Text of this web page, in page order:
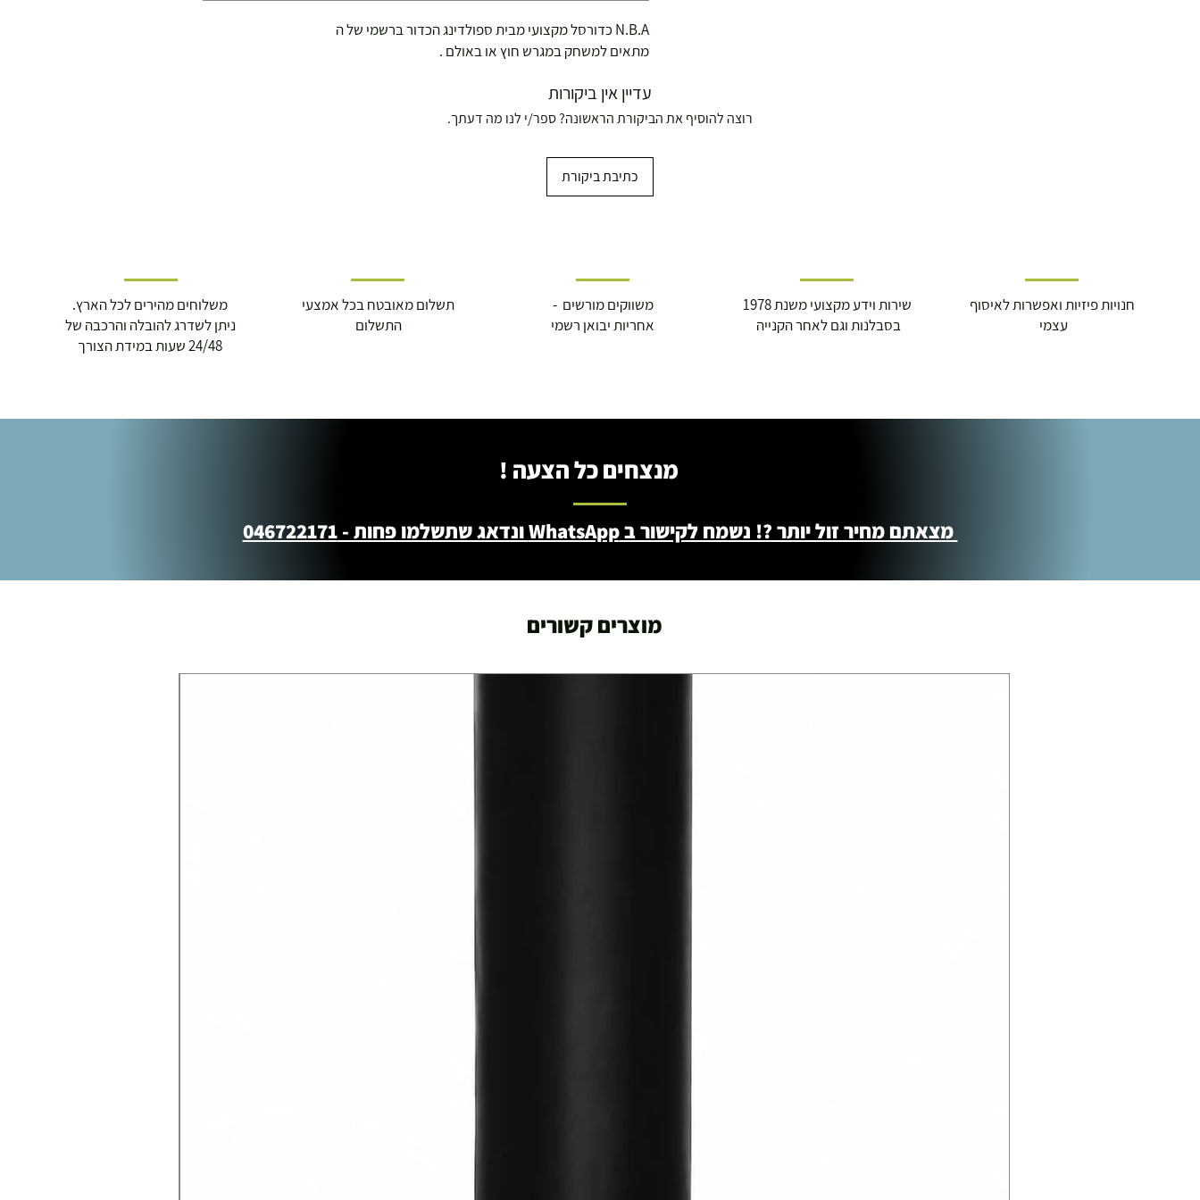
N.B.A כדורסל מקצועי מבית ספולדינג הכדור ברשמי של ה
מתאים למשחק במגרש חוץ או באולם .
עדיין אין ביקורות
רוצה להוסיף את הביקורת הראשונה? ספר/י לנו מה דעתך.
כתיבת ביקורת
משלוחים מהירים לכל הארץ.
ניתן לשדרג להובלה והרכבה של
24/48 שעות במידת הצורך
תשלום מאובטח בכל אמצעי
התשלום
משווקים מורשים -
אחריות יבואן רשמי
שירות וידע מקצועי משנת 1978
בסבלנות וגם לאחר הקנייה
חנויות פיזיות ואפשרות לאיסוף
עצמי
מנצחים כל הצעה !
מצאתם מחיר זול יותר ?! נשמח לקישור ב WhatsApp ונדאג שתשלמו פחות - 046722171
מוצרים קשורים